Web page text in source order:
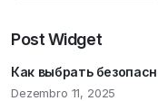
Post Widget
Как выбрать
Dezembro 11, 2025